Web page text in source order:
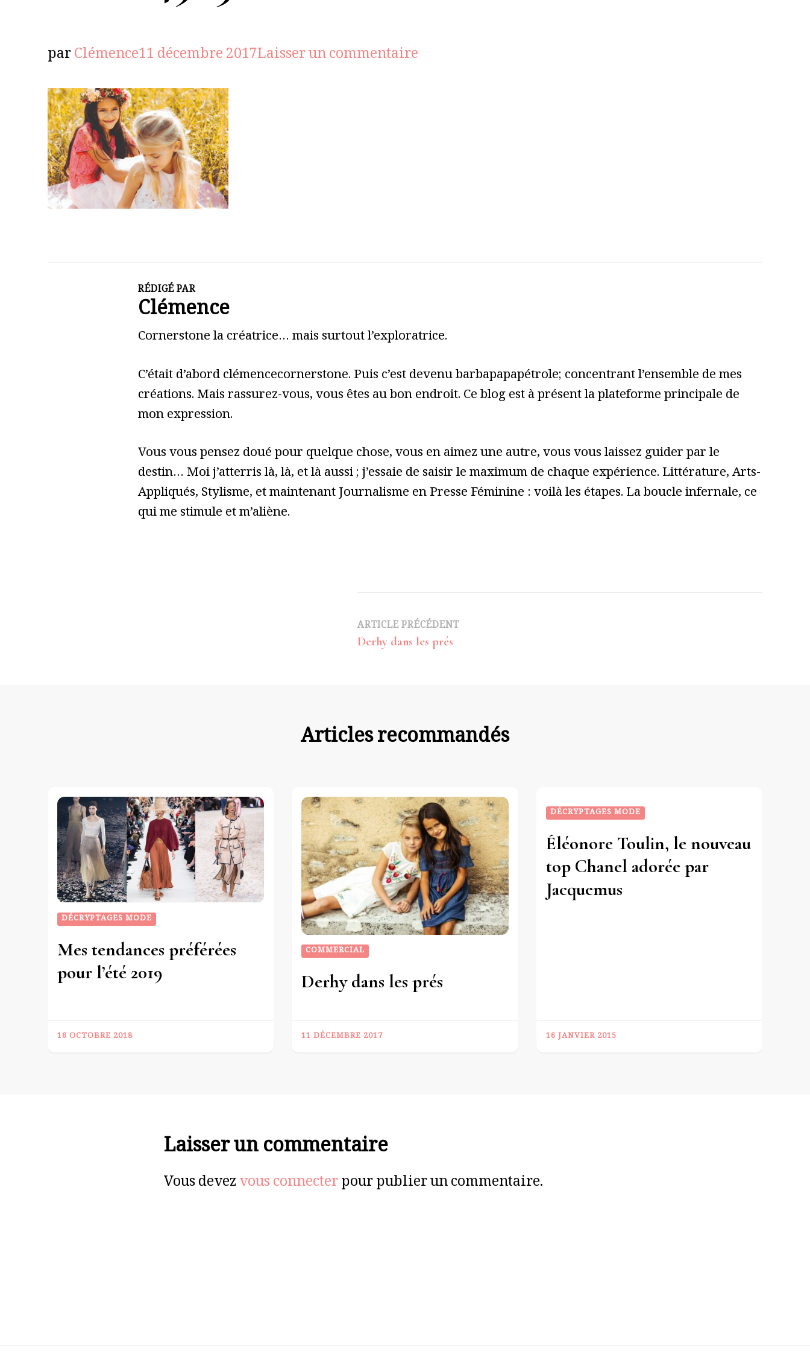
parClémence11 décembre 2017Laisser un commentaire
RÉDIGÉ PAR
Clémence
Cornerstone la créatrice… mais surtout l’exploratrice.
C’était d’abord clémencecornerstone. Puis c’est devenu barbapapapétrole; concentrant l’ensemble de mes
créations. Mais rassurez-vous, vous êtes au bon endroit. Ce blog est à présent la plateforme principale de
mon expression.
Vous vous pensez doué pour quelque chose, vous en aimez une autre, vous vous laissez guider par le
destin… Moi j’atterris là, là, et là aussi ; j’essaie de saisir le maximum de chaque expérience. Littérature, Arts-
Appliqués, Stylisme, et maintenant Journalisme en Presse Féminine : voilà les étapes. La boucle infernale, ce
qui me stimule et m’aliène.
Navigation
d’article
ARTICLE PRÉCÉDENT
Derhy dans les prés
Articles recommandés
DÉCRYPTAGES MODE
Mes tendances préférées
pour l’été 2019
16 OCTOBRE 2018
COMMERCIAL
Derhy dans les prés
11 DÉCEMBRE 2017
DÉCRYPTAGES MODE
Éléonore Toulin, le nouveau
top Chanel adorée par
Jacquemus
16 JANVIER 2015
Laisser un commentaire
Vous devezvous connecterpour publier un commentaire.